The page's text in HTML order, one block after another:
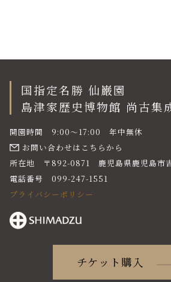
国指定名勝 仙巌園
島津家歴史博物館 尚古集
開園時間 9:00〜17:00 年中無休
お問い合わせはこちらから
所在地 〒892-0871 鹿児島県鹿児島市
電話番号 099-247-1551
プライバシーポリシー
チケット購入